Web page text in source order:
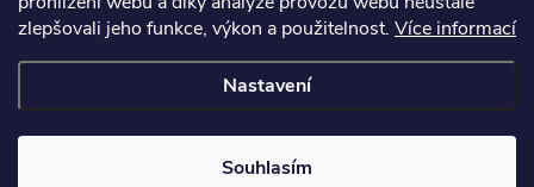
zlepšovali jeho funkce, výkon a použitelnost. Více informací
Nastavení
Souhlasím
ledlumin.cz
Upravit nastavení cookies